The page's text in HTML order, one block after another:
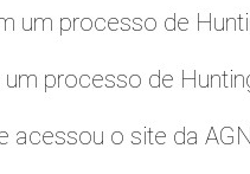
um processo de
processo de
acessou o site da